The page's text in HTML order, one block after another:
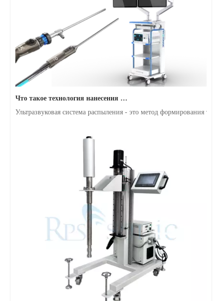
Что такое технология нанесения покрытия ультразвуковым распылением на полупроводниковый эндоскоп
Ультразвуковая система распыления - это метод формирования